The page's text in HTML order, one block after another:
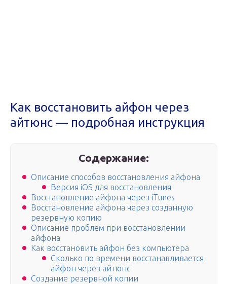
Как восстановить айфон через
айтюнс — подробная инструкция
Содержание:
Описание способов восстановления айфона
Версия iOS для восстановления
Восстановление айфона через iTunes
Восстановление айфона через созданную
резервную копию
Описание проблем при восстановлении
айфона
Как восстановить айфон без компьютера
Сколько по времени восстанавливается
айфон через айтюнс
Создание резервной копии